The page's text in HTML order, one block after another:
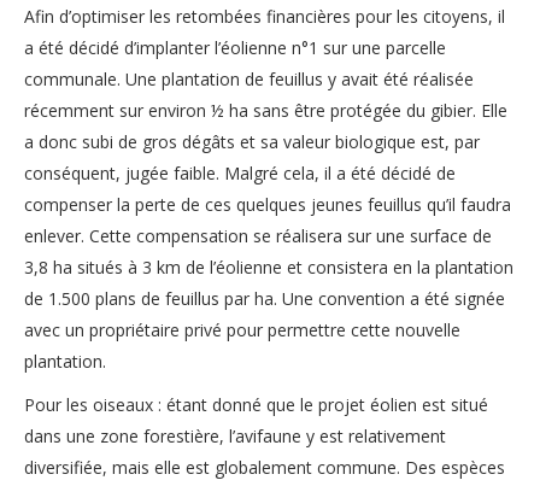
Afin d’optimiser les retombées financières pour les citoyens, il
a été décidé d’implanter l’éolienne n°1 sur une parcelle
communale. Une plantation de feuillus y avait été réalisée
récemment sur environ ½ ha sans être protégée du gibier. Elle
a donc subi de gros dégâts et sa valeur biologique est, par
conséquent, jugée faible. Malgré cela, il a été décidé de
compenser la perte de ces quelques jeunes feuillus qu’il faudra
enlever. Cette compensation se réalisera sur une surface de
3,8 ha situés à 3 km de l’éolienne et consistera en la plantation
de 1.500 plans de feuillus par ha. Une convention a été signée
avec un propriétaire privé pour permettre cette nouvelle
plantation.
Pour les oiseaux : étant donné que le projet éolien est situé
dans une zone forestière, l’avifaune y est relativement
diversifiée, mais elle est globalement commune. Des espèces